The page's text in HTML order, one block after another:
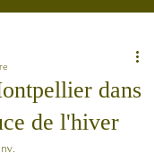
dans
de l'hiver